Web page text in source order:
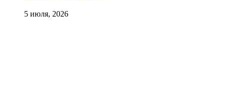
5 июля, 2026